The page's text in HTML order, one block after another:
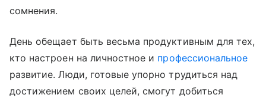
сомнения.
День обещает быть весьма продуктивным для тех,
кто настроен на личностное и профессиональное
развитие. Люди, готовые упорно трудиться над
достижением своих целей, смогут добиться